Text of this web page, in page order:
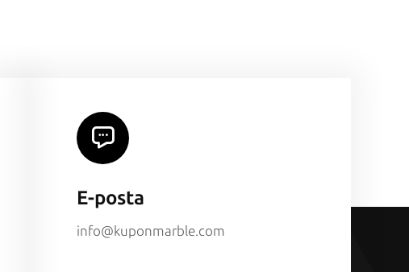
E-posta
info@kuponmarble.com